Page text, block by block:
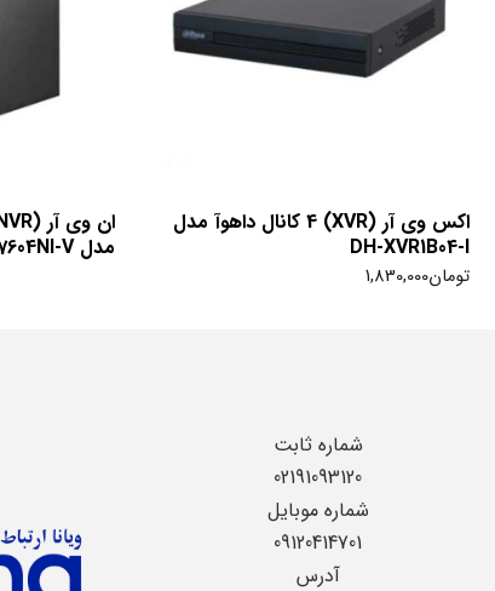
اکس وی آر (XVR) 4 کانال داهوآ مدل
DH-XVR1B04-I
تومان1,830,000
مدل HIKVISION DS-7604NI-V
شماره ثابت
02191093120
شماره موبایل
09120414701
آدرس